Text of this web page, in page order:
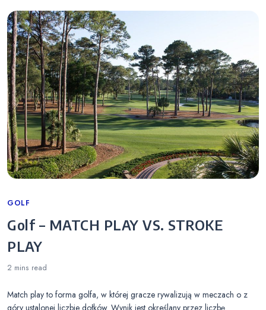
Categories
GOLF
Golf – MATCH PLAY VS. STROKE
PLAY
2 mins read
Match play to forma golfa, w której gracze rywalizują w meczach o z
góry ustalonej liczbie dołków. Wynik jest określany przez liczbę